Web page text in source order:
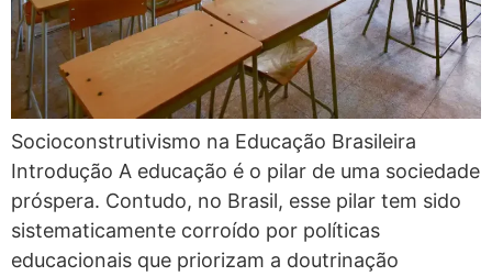
Socioconstrutivismo na Educação Brasileira
Introdução A educação é o pilar de uma sociedade
próspera. Contudo, no Brasil, esse pilar tem sido
sistematicamente corroído por políticas
educacionais que priorizam a doutrinação